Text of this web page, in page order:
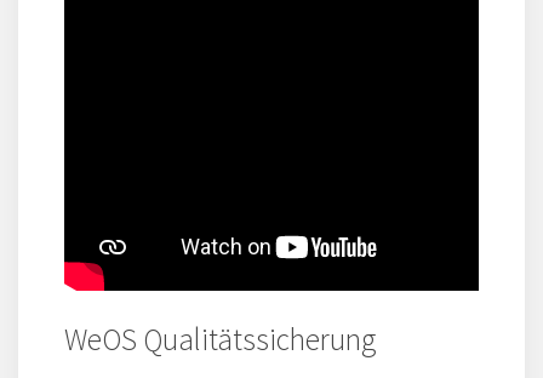
WeOS Qualitätssicherung